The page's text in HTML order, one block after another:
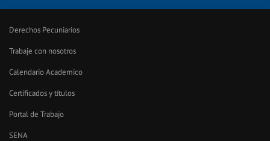
Derechos Pecuniarios
Trabaje con nosotros
Calendario Academico
Certificados y títulos
Portal de Trabajo
SENA